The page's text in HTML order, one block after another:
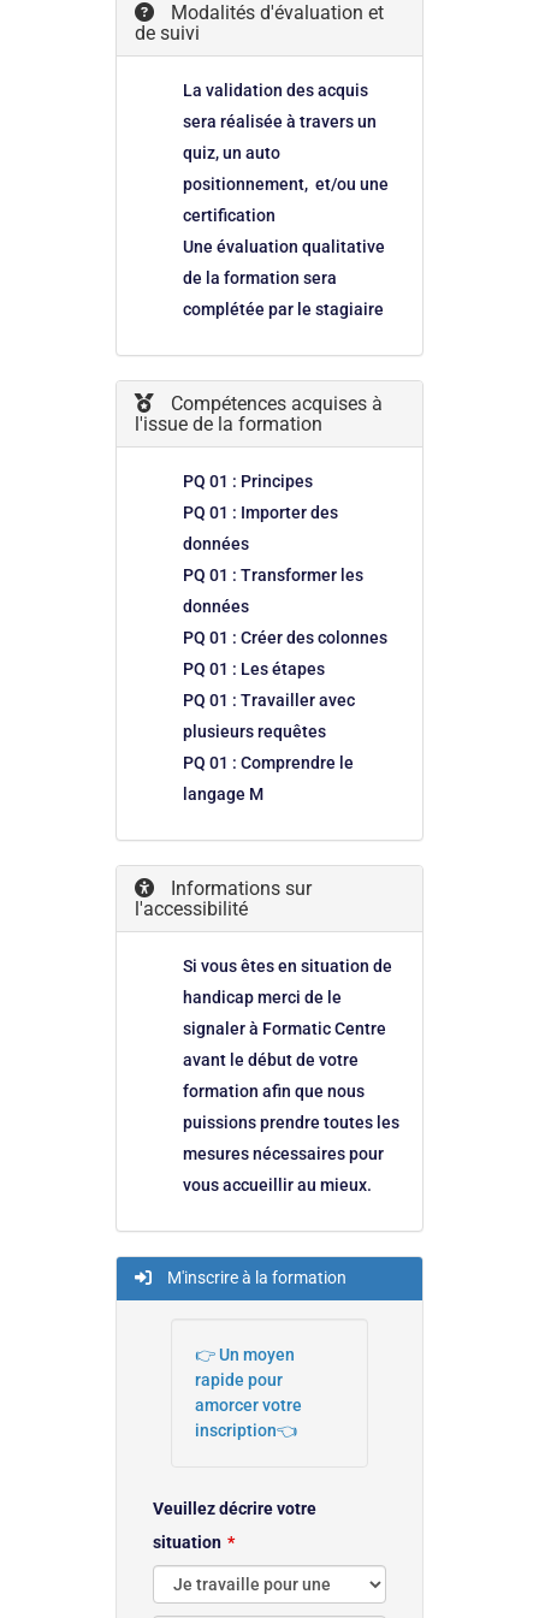
Modalités d'évaluation et
de suivi
La validation des acquis
sera réalisée à travers un
quiz, un auto
positionnement, et/ou une
certification
Une évaluation qualitative
de la formation sera
complétée par le stagiaire
Compétences acquises à
l'issue de la formation
PQ 01 : Principes
PQ 01 : Importer des
données
PQ 01 : Transformer les
données
PQ 01 : Créer des colonnes
PQ 01 : Les étapes
PQ 01 : Travailler avec
plusieurs requêtes
PQ 01 : Comprendre le
langage M
Informations sur
l'accessibilité
Si vous êtes en situation de
handicap merci de le
signaler à Formatic Centre
avant le début de votre
formation afin que nous
puissions prendre toutes les
mesures nécessaires pour
vous accueillir au mieux.
M'inscrire à la formation
👉 Un moyen
rapide pour
amorcer votre
inscription👈
Veuillez décrire votre
situation